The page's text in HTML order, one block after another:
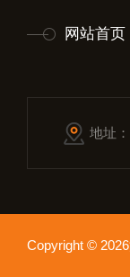
网站首页
地址
Copyright ©